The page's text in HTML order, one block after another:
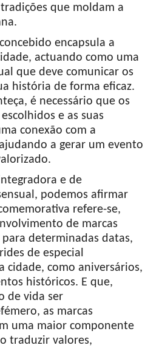
que moldam a
encapsula a
actuando como uma
que deve comunicar os
história de forma eficaz.
é necessário que os
e as suas
conexão com a
a gerar um evento
e de
podemos afirmar
refere-se,
de marcas
para determinadas datas,
de especial
cidade, como aniversários,
históricos. E que,
de vida ser
as marcas
uma maior componente
traduzir valores,